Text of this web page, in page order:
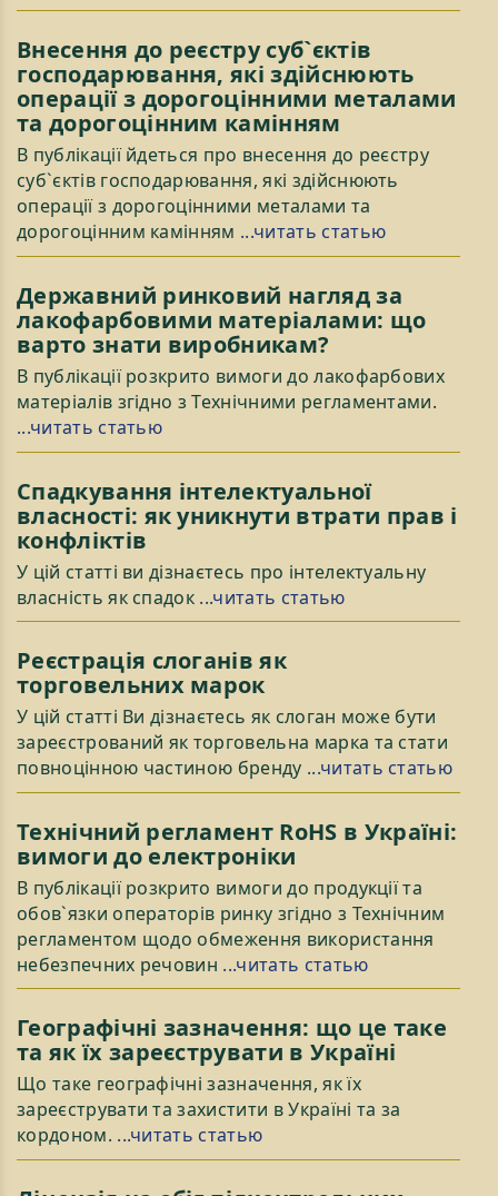
Внесення до реєстру суб`єктів
господарювання, які здійснюють
операції з дорогоцінними металами
та дорогоцінним камінням
В публікації йдеться про внесення до реєстру
суб`єктів господарювання, які здійснюють
операції з дорогоцінними металами та
дорогоцінним камінням ...читать статью
Державний ринковий нагляд за
лакофарбовими матеріалами: що
варто знати виробникам?
В публікації розкрито вимоги до лакофарбових
матеріалів згідно з Технічними регламентами.
...читать статью
Спадкування інтелектуальної
власності: як уникнути втрати прав і
конфліктів
У цій статті ви дізнаєтесь про інтелектуальну
власність як спадок ...читать статью
Реєстрація слоганів як
торговельних марок
У цій статті Ви дізнаєтесь як слоган може бути
зареєстрований як торговельна марка та стати
повноцінною частиною бренду ...читать статью
Технічний регламент RoHS в Україні:
вимоги до електроніки
В публікації розкрито вимоги до продукції та
обов`язки операторів ринку згідно з Технічним
регламентом щодо обмеження використання
небезпечних речовин ...читать статью
Географічні зазначення: що це таке
та як їх зареєструвати в Україні
Що таке географічні зазначення, як їх
зареєструвати та захистити в Україні та за
кордоном. ...читать статью